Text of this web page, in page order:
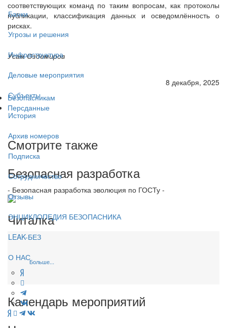
Банки
Угрозы и решения
Инфраструктура
Деловые мероприятия
Субъекты
История
Архив номеров
Подписка
Сотрудничество
Отзывы
ЭНЦИКЛОПЕДИЯ БЕЗОПАСНИКА
LEAK-БЕЗ
О НАС
соответствующих команд по таким вопросам, как протоколы
публикации, классификация данных и осведомлённость о
рисках.
Усам Оздемиров
8 декабря, 2025
Безопасникам
Персданные
Смотрите также
Безопасная разработка
- Безопасная разработка эволюция по ГОСТу -
Читалка
Больше...
Календарь мероприятий